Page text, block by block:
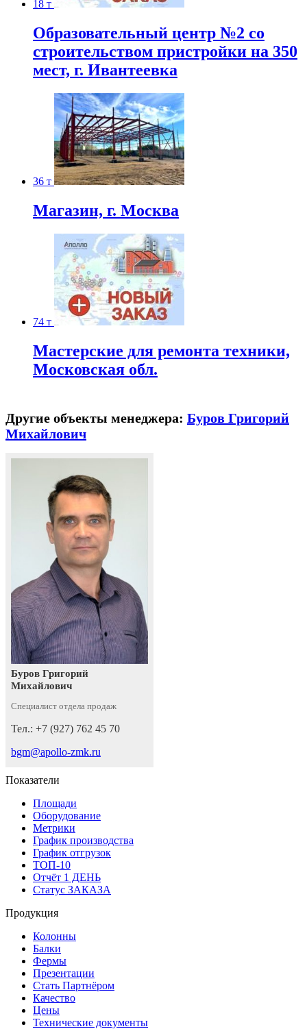
18 т
Образовательный центр №2 со
строительством пристройки на 350
мест, г. Ивантеевка
36 т
Магазин, г. Москва
74 т
Мастерские для ремонта техники,
Московская обл.
Другие объекты менеджера: Буров Григорий
Михайлович
Буров Григорий
Михайлович
Специалист отдела продаж
Тел.: +7 (927) 762 45 70
bgm@apollo-zmk.ru
Показатели
Площади
Оборудование
Метрики
График производства
График отгрузок
ТОП-10
Отчёт 1 ДЕНЬ
Статус ЗАКАЗА
Продукция
Колонны
Балки
Фермы
Презентации
Стать Партнёром
Качество
Цены
Технические документы